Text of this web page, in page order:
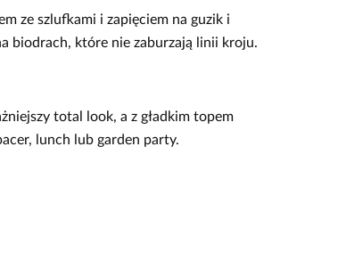
ze szlufkami i zapięciem na guzik i
biodrach, które nie zaburzają linii kroju.
total look, a z gładkim topem
lunch lub garden party.